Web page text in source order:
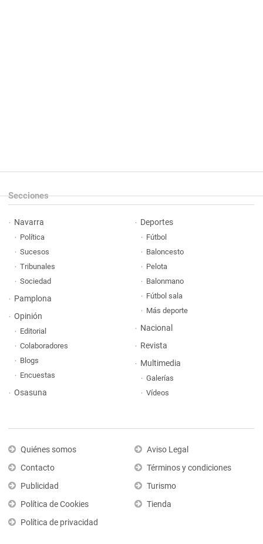
Secciones
Navarra
Política
Sucesos
Tribunales
Sociedad
Pamplona
Opinión
Editorial
Colaboradores
Blogs
Encuestas
Osasuna
Deportes
Fútbol
Baloncesto
Pelota
Balonmano
Fútbol sala
Más deporte
Nacional
Revista
Multimedia
Galerías
Vídeos
Quiénes somos
Contacto
Publicidad
Política de Cookies
Política de privacidad
Aviso Legal
Términos y condiciones
Turismo
Tienda